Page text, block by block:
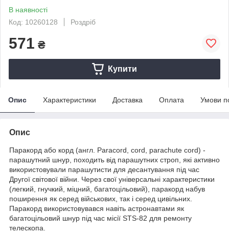
В наявності
Код: 10260128
Роздріб
571 ₴
Купити
Опис Характеристики Доставка Оплата Умови
Опис
Паракорд або корд (англ. Paracord, cord, parachute cord) -
парашутний шнур, походить від парашутних строп, які активно
використовували парашутисти для десантування під час
Другої світової війни. Через свої універсальні характеристики
(легкий, гнучкий, міцний, багатоцільовий), паракорд набув
поширення як серед військових, так і серед цивільних.
Паракорд використовувався навіть астронавтами як
багатоцільовий шнур під час місії STS-82 для ремонту
телескопа.